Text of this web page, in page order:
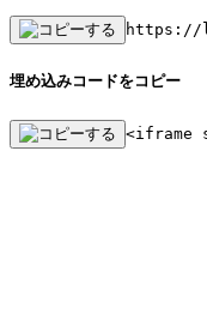
https://
埋め込みコードをコピー
<iframe